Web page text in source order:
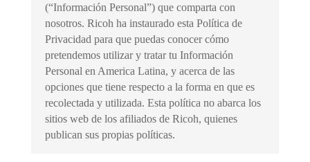
(“Información Personal”) que comparta con
nosotros. Ricoh ha instaurado esta Política de
Privacidad para que puedas conocer cómo
pretendemos utilizar y tratar tu Información
Personal en America Latina, y acerca de las
opciones que tiene respecto a la forma en que es
recolectada y utilizada. Esta política no abarca los
sitios web de los afiliados de Ricoh, quienes
publican sus propias políticas.